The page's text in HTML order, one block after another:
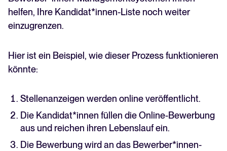
helfen, Ihre Kandidat*innen-Liste noch weiter
einzugrenzen.
Hier ist ein Beispiel, wie dieser Prozess funktionieren
könnte:
Stellenanzeigen werden online veröffentlicht.
Die Kandidat*innen füllen die Online-Bewerbung
aus und reichen ihren Lebenslauf ein.
Die Bewerbung wird an das Bewerber*innen-